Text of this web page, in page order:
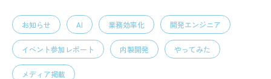
お知らせ AI 業務効率化 開発エンジニア
イベント参加レポート 内製開発 やってみた
メディア掲載